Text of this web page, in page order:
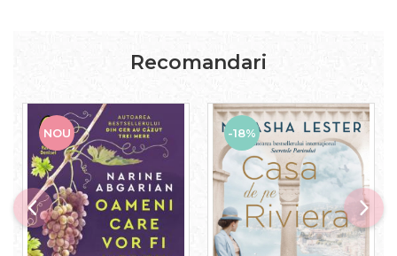
Recomandari
NOU -18%